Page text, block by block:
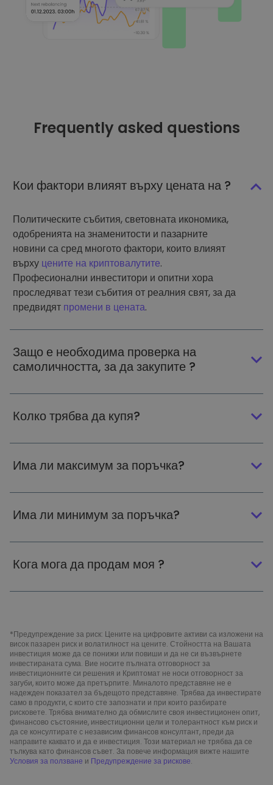
Frequently asked questions
Кои фактори влияят върху цената на ?
Политическите събития, световната икономика,
одобренията на знаменитости и пазарните
новини са сред многото фактори, които влияят
върху цените на криптовалутите.
Професионални инвеститори и опитни хора
проследяват тези събития от реалния свят, за да
предвидят промени в цената.
Защо е необходима проверка на
самоличността, за да закупите ?
Колко трябва да купя?
Има ли максимум за поръчка?
Има ли минимум за поръчка?
Кога мога да продам моя ?
*Предупреждение за риск: Цените на цифровите активи са изложени на
висок пазарен риск и волатилност на цените. Стойността на Вашата
инвестиция може да се понижи или повиши и да не си възвърнете
инвестираната сума. Вие носите пълната отговорност за
инвестиционните си решения и Криптомат не носи отговорност за
загуби, които може да претърпите. Миналото представяне не е
надежден показател за бъдещото представяне. Трябва да инвестирате
само в продукти, с които сте запознати и при които разбирате
рисковете. Трябва внимателно да обмислите своя инвестиционен опит,
финансово състояние, инвестиционни цели и толерантност към риск и
да се консултирате с независим финансов консултант, преди да
направите каквато и да е инвестиция. Този материал не трябва да се
тълкува като финансов съвет. За повече информация вижте нашите
Условия за ползване и Предупреждение за рискове.